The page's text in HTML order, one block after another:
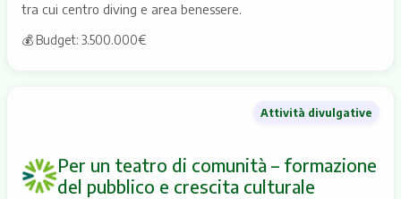
tra cui centro diving e area benessere.
💰 Budget: 3.500.000€
Attività divulgative
Per un teatro di comunità – formazione
del pubblico e crescita culturale